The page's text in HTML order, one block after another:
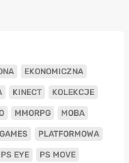
EKONOMICZNA
KINECT KOLEKCJE
MMORPG MOBA
PLATFORMOWA
PS EYE PS MOVE